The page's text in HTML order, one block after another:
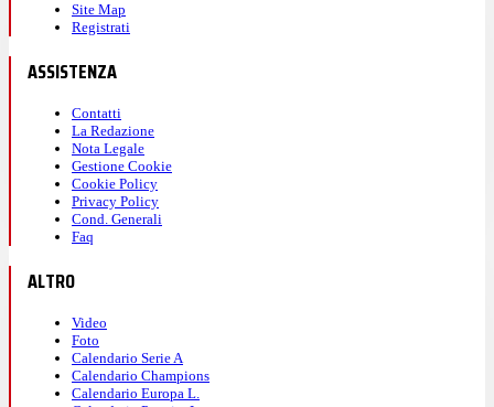
Site Map
Registrati
ASSISTENZA
Contatti
La Redazione
Nota Legale
Gestione Cookie
Cookie Policy
Privacy Policy
Cond. Generali
Faq
ALTRO
Video
Foto
Calendario Serie A
Calendario Champions
Calendario Europa L.